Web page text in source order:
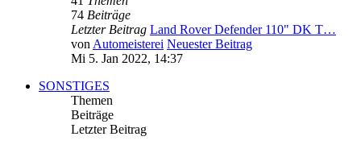
74 Beiträge
Letzter Beitrag Land Rover Defender 110" DK T…
vonAutomeisterei Neuester Beitrag
Mi 5. Jan 2022, 14:37
SONSTIGES
Themen
Beiträge
Letzter Beitrag